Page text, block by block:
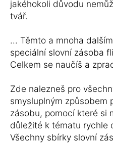
jakéhokoli důvodu
tvář.
... Těmto a mnoha
speciální slovní zásoba
Celkem se naučíš a
Zde nalezneš pro
smysluplným způsobem
zásobu, pomocí které si
důležité k tématu rychle
Všechny sbírky slovní